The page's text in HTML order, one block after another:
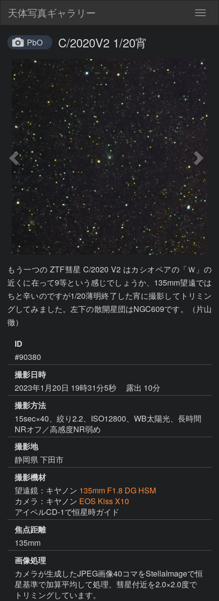
天体写真ギャラリー
PbO C/2020V2 1/20宵
もう一つの ZTF彗星 C/2020 V2 はカシオペアの「Ｗ」の
近くに在って9等という感じでしょうか、135mm望遠では
ちと辛いのですが1/20薄明終了した宵に撮影してトリミン
グしてみました。左下の散開星団はNGC609です。（片山
徹）
ID
#90380
撮影日時
2023年1月20日 19時31分5秒
露出 10分
撮影方法
15sec×40、絞り2.2、ISO12800、WB太陽光、長時間
NRオフ／高感度NR弱め
撮影地
静岡県 下田市
撮影機材
望遠鏡：キヤノン 135mm F1.8 DG HSM
カメラ：キヤノン EOS Kiss X10
アイベルCD-1で恒星時ガイド
焦点距離
135mm
画像処理
カメラが生成したJPEG画像40コマをStellaImageで恒
星基準で加算平均して処理、彗星付近を2.0×2.0度で
トリミングしています。